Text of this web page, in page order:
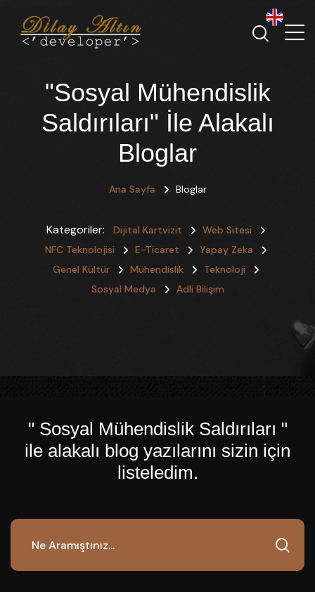
"Sosyal Mühendislik
Saldırıları" İle Alakalı
Bloglar
Ana Sayfa Bloglar
Kategoriler: Dijital Kartvizit
Web Sitesi
NFC Teknolojisi
E-Ticaret
Yapay Zeka
Genel Kültür
Mühendislik
Teknoloji
Sosyal Medya
Adli Bilişim
" Sosyal Mühendislik Saldırıları "
ile alakalı blog yazılarını sizin için
listeledim.